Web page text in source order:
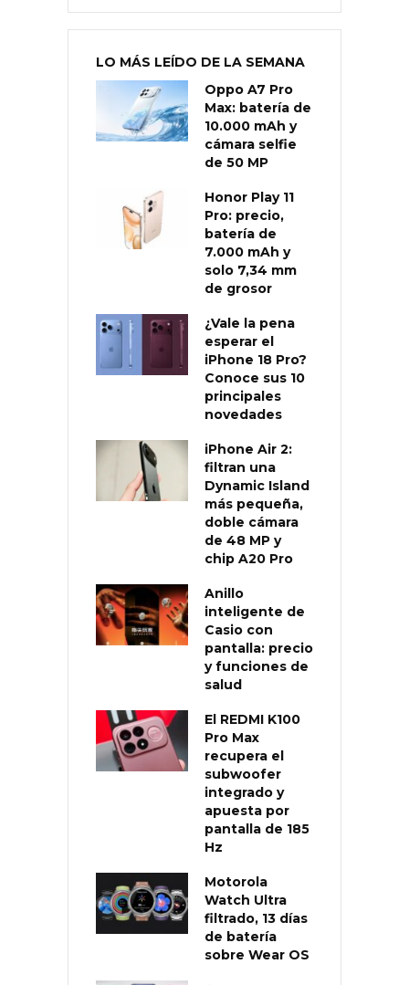
LO MÁS LEÍDO DE LA SEMANA
Oppo A7 Pro
Max: batería de
10.000 mAh y
cámara selfie
de 50 MP
Honor Play 11
Pro: precio,
batería de
7.000 mAh y
solo 7,34 mm
de grosor
¿Vale la pena
esperar el
iPhone 18 Pro?
Conoce sus 10
principales
novedades
iPhone Air 2:
filtran una
Dynamic Island
más pequeña,
doble cámara
de 48 MP y
chip A20 Pro
Anillo
inteligente de
Casio con
pantalla: precio
y funciones de
salud
El REDMI K100
Pro Max
recupera el
subwoofer
integrado y
apuesta por
pantalla de 185
Hz
Motorola
Watch Ultra
filtrado, 13 días
de batería
sobre Wear OS